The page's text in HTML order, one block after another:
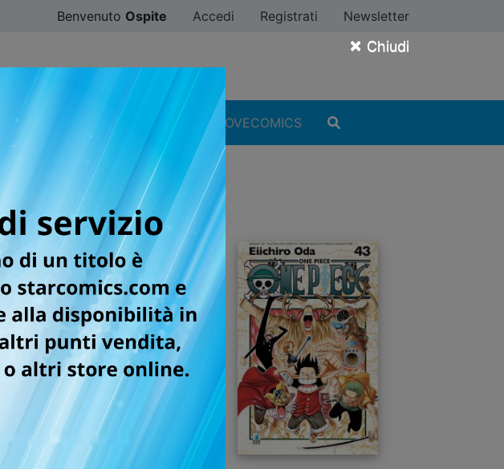
× Chiudi
Benvenuto Ospite Accedi Registrati Newsletter
DIGISTAR #ILOVEMANGA #ILOVECOMICS